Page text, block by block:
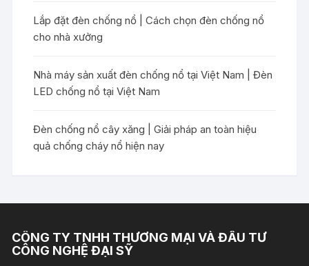
Lắp đặt đèn chống nổ | Cách chọn đèn chống nổ
cho nhà xưởng
Nhà máy sản xuất đèn chống nổ tại Việt Nam | Đèn
LED chống nổ tại Việt Nam
Đèn chống nổ cây xăng | Giải pháp an toàn hiệu
quả chống cháy nổ hiện nay
CÔNG TY TNHH THƯƠNG MẠI VÀ ĐẦU TƯ
CÔNG NGHỆ ĐẠI SỸ